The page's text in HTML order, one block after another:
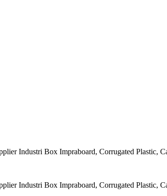
Industri Box Impraboard, Corrugated Plastic,
Industri Box Impraboard, Corrugated Plastic,